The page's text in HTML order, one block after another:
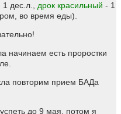
дес.л., дрок красильный - 1
во время еды).
начинаем есть проростки
повторим прием БАДа
до 9 мая, потом я